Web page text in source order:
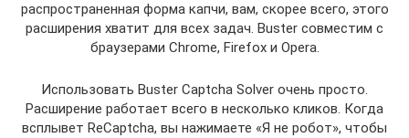
распространенная форма капчи, вам, скорее всего, этого
расширения хватит для всех задач. Buster совместим с
браузерами Chrome, Firefox и Opera.
Использовать Buster Captcha Solver очень просто.
Расширение работает всего в несколько кликов. Когда
всплывет ReCaptcha, вы нажимаете «Я не робот», чтобы